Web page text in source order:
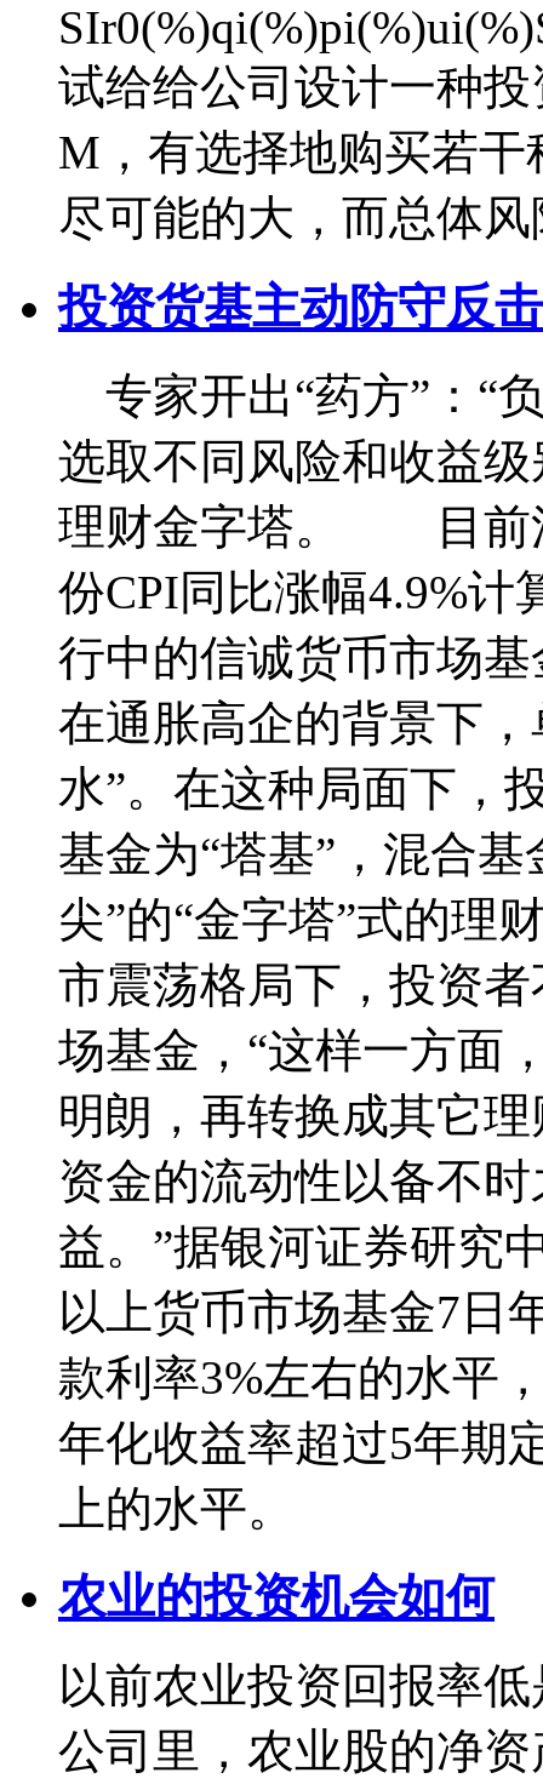
试给给公司设计一种
M，有选择地购买若
尽可能的大，而总体
投资货基主动防守反击
专家开出“药方”：“
选取不同风险和收益
理财金字塔。 目前
份CPI同比涨幅4.9%计
行中的信诚货币市场
在通胀高企的背景下
水”。在这种局面下，
基金为“塔基”，混合
尖”的“金字塔”式的理
市震荡格局下，投资
场基金，“这样一方面
明朗，再转换成其它
资金的流动性以备不
益。”据银河证券研究
以上货币市场基金7日
款利率3%左右的水平
年化收益率超过5年期
上的水平。
农业的投资机会如何
以前农业投资回报率
公司里，农业股的净